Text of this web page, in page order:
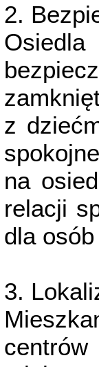
2.
Osiedla
z
na
relacji
dla
3.